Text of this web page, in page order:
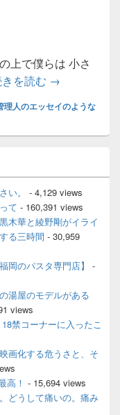
上で僕らは 小さ
を読む くまのプー
→
理人のエッセイのような
い。
- 4,129 views
て - 160,391 views
木華と綾野剛がイライ
る三時間 - 30,959
岡のパスタ専門店】
-
湯屋のモデルがある
views
禁コーナーに入ったこ
画化する危うさと、そ
高！ - 15,694 views
どうして痛いの。痛み